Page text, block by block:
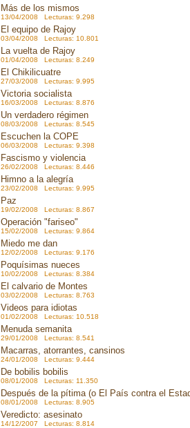
Más de los mismos
13/04/2008 Lecturas: 9.298
El equipo de Rajoy
03/04/2008 Lecturas: 10.801
La vuelta de Rajoy
01/04/2008 Lecturas: 8.249
El Chikilicuatre
27/03/2008 Lecturas: 9.995
Victoria socialista
16/03/2008 Lecturas: 8.876
Un verdadero régimen
08/03/2008 Lecturas: 8.545
Escuchen la COPE
06/03/2008 Lecturas: 9.398
Fascismo y violencia
26/02/2008 Lecturas: 8.446
Himno a la alegría
23/02/2008 Lecturas: 9.995
Paz
19/02/2008 Lecturas: 8.867
Operación "fariseo"
15/02/2008 Lecturas: 9.864
Miedo me dan
12/02/2008 Lecturas: 9.176
Poquísimas nueces
10/02/2008 Lecturas: 8.384
El calvario de Montes
03/02/2008 Lecturas: 8.763
Videos para idiotas
01/02/2008 Lecturas: 10.518
Menuda semanita
29/01/2008 Lecturas: 8.541
Macarras, atorrantes, cansinos
24/01/2008 Lecturas: 9.444
De bobilis bobilis
08/01/2008 Lecturas: 11.350
Después de la pítima (o El País contra el
08/01/2008 Lecturas: 8.905
Veredicto: asesinato
14/12/2007 Lecturas: 8.814